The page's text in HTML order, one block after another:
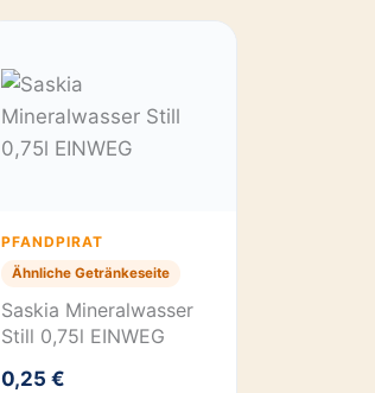
PFANDPIRAT
Ähnliche Getränkeseite
Saskia Mineralwasser
Still 0,75l EINWEG
0,25 €